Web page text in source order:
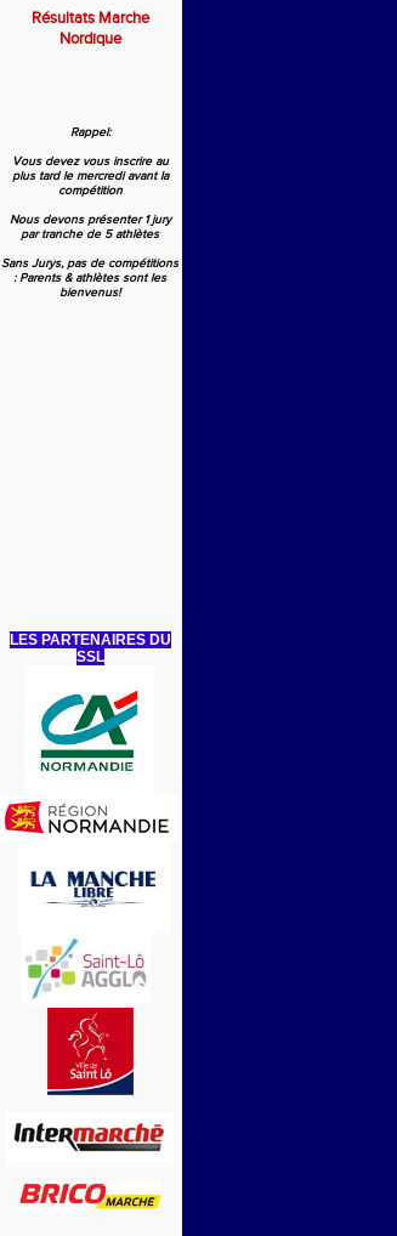
Résultats Marche
Nordique
Rappel:
Vous devez vous inscrire au
plus tard le mercredi avant la
compétition
Nous devons présenter 1 jury
par tranche de 5 athlètes
Sans Jurys, pas de compétitions
: Parents & athlètes sont les
bienvenus!
LES PARTENAIRES DU
SSL